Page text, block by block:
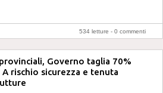
534 letture - 0 commenti
Governo taglia 70%
A rischio sicurezza e tenuta